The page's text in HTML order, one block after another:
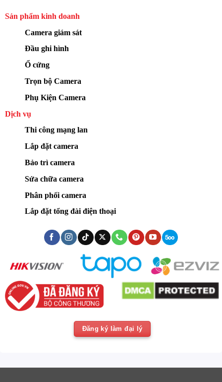
Sản phẩm kinh doanh
Camera giám sát
Đầu ghi hình
Ổ cứng
Trọn bộ Camera
Phụ Kiện Camera
Dịch vụ
Thi công mạng lan
Lắp đặt camera
Bảo trì camera
Sửa chữa camera
Phân phối camera
Lắp đặt tổng đài điện thoại
Đăng ký làm đại lý